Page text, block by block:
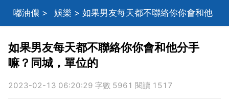
嘟油儂 > 娛樂 > 如果男友每天都不聯絡你你會和他
如果男友每天都不聯絡你你會和他分手
嘛？同城，單位的
2023-02-13 06:20:29 字數 5961 閱讀 1517